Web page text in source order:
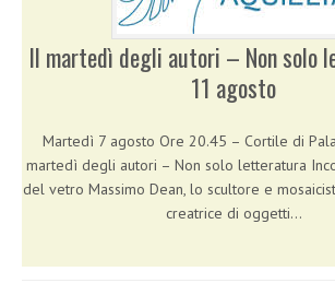
Il martedì degli autori – Non solo
11 agosto
Martedì 7 agosto Ore 20.45 – Cortile di
martedì degli autori – Non solo letteratura
del vetro Massimo Dean, lo scultore e
creatrice di oggetti…